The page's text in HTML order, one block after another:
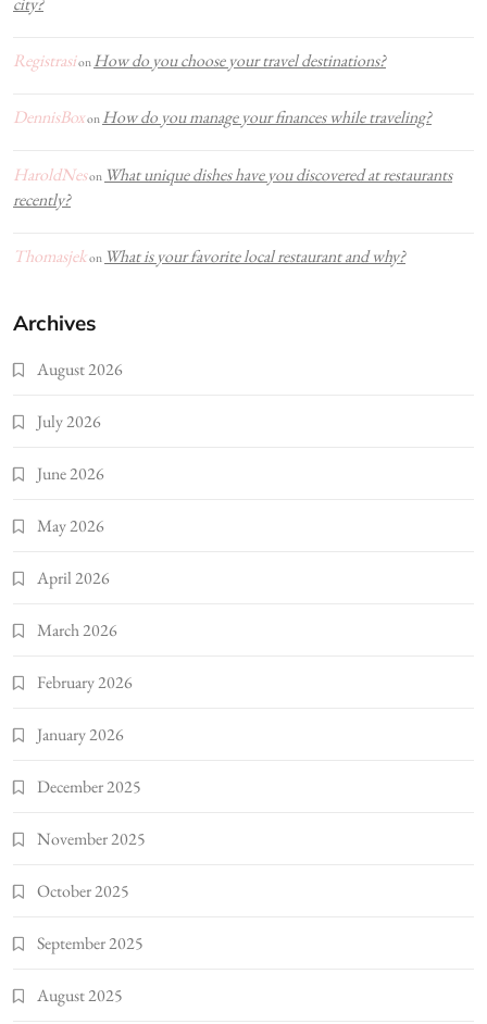
Registrasion How do you choose your travel destinations?
DennisBoxon How do you manage your finances while traveling?
HaroldNeson What unique dishes have you discovered at restaurants
recently?
Thomasjekon What is your favorite local restaurant and why?
Archives
August 2026
July 2026
June 2026
May 2026
April 2026
March 2026
February 2026
January 2026
December 2025
November 2025
October 2025
September 2025
August 2025